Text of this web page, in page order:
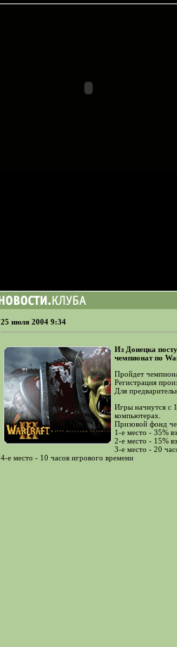
25 июля 2004 9:34
Из Донецка
чемпионат по
Пройдет
Регистрация
Для
Игры начнутся с
компьютерах.
Призовой фонд
1-е место - 35%
2-е место - 15%
3-е место - 20
4-е место - 10 часов игрового времени